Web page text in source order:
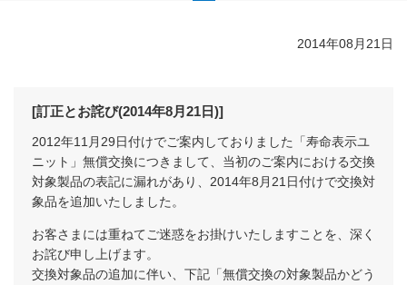
2014年08月21日
[訂正とお詫び(2014年8月21日)]
2012年11月29日付けでご案内しておりました「寿命表示ユ
ニット」無償交換につきまして、当初のご案内における交換
対象製品の表記に漏れがあり、2014年8月21日付けで交換対
象品を追加いたしました。
お客さまには重ねてご迷惑をお掛けいたしますことを、深く
お詫び申し上げます。
交換対象品の追加に伴い、下記「無償交換の対象製品かどう